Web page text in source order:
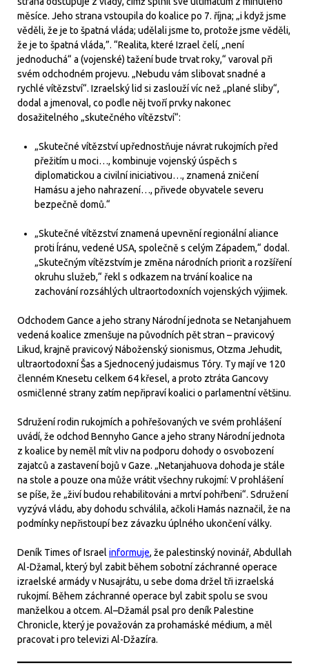
měsíce. Jeho strana vstoupila do koalice po 7. října; „i když jsme
věděli, že je to špatná vláda; udělali jsme to, protože jsme věděli,
že je to špatná vláda,”. “Realita, které Izrael čelí, „není
jednoduchá“ a (vojenské) tažení bude trvat roky,“ varoval při
svém odchodném projevu. „Nebudu vám slibovat snadné a
rychlé vítězství“. Izraelský lid si zaslouží víc než „plané sliby“,
dodal a jmenoval, co podle něj tvoří prvky nakonec
dosažitelného „skutečného vítězství“:
„Skutečné vítězství upřednostňuje návrat rukojmích před
přežitím u moci…, kombinuje vojenský úspěch s
diplomatickou a civilní iniciativou…, znamená zničení
Hamásu a jeho nahrazení…, přivede obyvatele severu
bezpečně domů.“
„Skutečné vítězství znamená upevnění regionální aliance
proti Íránu, vedené USA, společně s celým Západem,“ dodal.
„Skutečným vítězstvím je změna národních priorit a rozšíření
okruhu služeb,“ řekl s odkazem na trvání koalice na
zachování rozsáhlých ultraortodoxních vojenských výjimek.
Odchodem Gance a jeho strany Národní jednota se Netanjahuem
vedená koalice zmenšuje na původních pět stran – pravicový
Likud, krajně pravicový Náboženský sionismus, Otzma Jehudit,
ultraortodoxní Šas a Sjednocený judaismus Tóry. Ty mají ve 120
členném Knesetu celkem 64 křesel, a proto ztráta Gancovy
osmičlenné strany zatím nepřipraví koalici o parlamentní většinu.
Sdružení rodin rukojmích a pohřešovaných ve svém prohlášení
uvádí, že odchod Bennyho Gance a jeho strany Národní jednota
z koalice by neměl mít vliv na podporu dohody o osvobození
zajatců a zastavení bojů v Gaze. „Netanjahuova dohoda je stále
na stole a pouze ona může vrátit všechny rukojmí: V prohlášení
se píše, že „živí budou rehabilitováni a mrtví pohřbeni“. Sdružení
vyzývá vládu, aby dohodu schválila, ačkoli Hamás naznačil, že na
podmínky nepřistoupí bez závazku úplného ukončení války.
Deník Times of Israel informuje, že palestinský novinář, Abdullah
Al-Džamal, který byl zabit během sobotní záchranné operace
izraelské armády v Nusajrátu, u sebe doma držel tři izraelská
rukojmí. Během záchranné operace byl zabit spolu se svou
manželkou a otcem. Al–Džamál psal pro deník Palestine
Chronicle, který je považován za prohamáské médium, a měl
pracovat i pro televizi Al-Džazíra.